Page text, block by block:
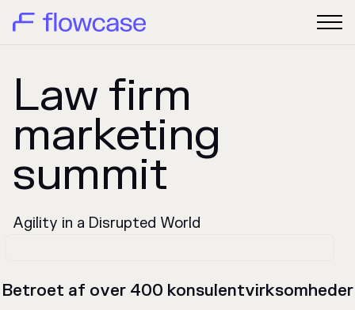
Law firm
marketing
summit
Agility in a Disrupted World
Betroet af over 400 konsulentvirksomheder